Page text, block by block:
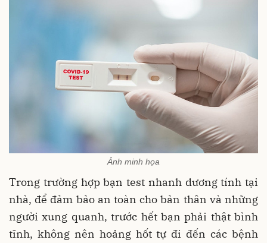
Ảnh minh họa
Trong trường hợp bạn test nhanh dương tính tại
nhà, để đảm bảo an toàn cho bản thân và những
người xung quanh, trước hết bạn phải thật bình
tĩnh, không nên hoảng hốt tự đi đến các bệnh